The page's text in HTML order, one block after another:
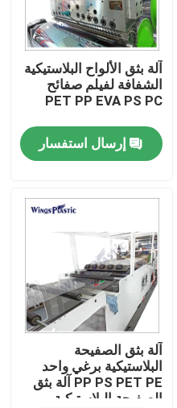
آلة بثق الألواح البلاستيكية
الشفافة لفيلم صفائح
PET PP EVA PS PC
إرسال استفسار
آلة بثق الصفيحة
البلاستيكية برغي واحد
PP PS PET PE آلة بثق
الصفيحة البلاستيكية